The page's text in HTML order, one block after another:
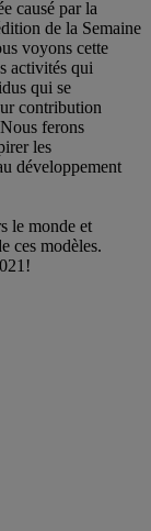
causé par la
de la Semaine
voyons cette
activités qui
qui se
contribution
ferons
les
développement
le monde et
ces modèles.